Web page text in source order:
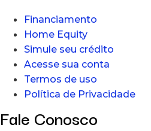
Financiamento
Home Equity
Simule seu crédito
Acesse sua conta
Termos de uso
Política de Privacidade
Fale Conosco